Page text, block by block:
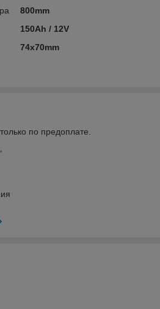
800mm
150Ah / 12V
74x70mm
по предоплате.